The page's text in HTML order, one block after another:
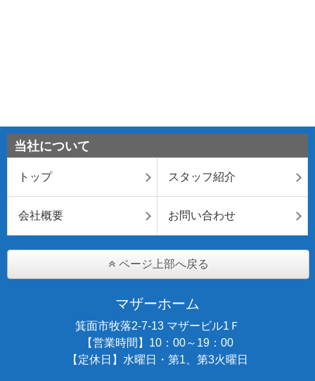
当社について
トップ スタッフ紹介
会社概要 お問い合わせ
ページ上部へ戻る
マザーホーム
箕面市牧落2-7-13 マザービル1Ｆ
【営業時間】10：00～19：00
【定休日】水曜日・第1、第3火曜日